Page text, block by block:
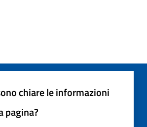
chiare le informazioni
pagina?